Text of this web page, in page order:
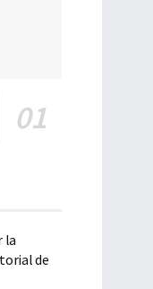
la
de